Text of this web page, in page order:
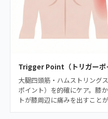
Trigger Point（トリガーポ
大腿四頭筋・ハムストリング
ポイント）を的確にケア。膝
トが膝周辺に痛みを出すこと